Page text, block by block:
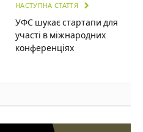
НАСТУПНА СТАТТЯ
УФС шукає стартапи для
участі в міжнародних
конференціях